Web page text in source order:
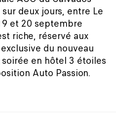
deux jours, entre Le
et 20 septembre
riche, réservé aux
du nouveau
en hôtel 3 étoiles
Auto Passion.